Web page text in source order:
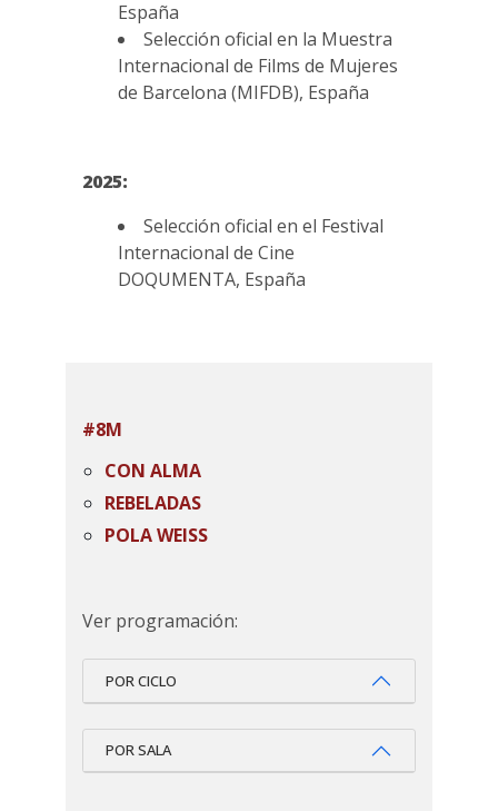
España
Selección oficial en la Muestra
Internacional de Films de Mujeres
de Barcelona (MIFDB), España
2025:
Selección oficial en el Festival
Internacional de Cine
DOQUMENTA, España
#8M
CON ALMA
REBELADAS
POLA WEISS
Ver programación:
POR CICLO
POR SALA